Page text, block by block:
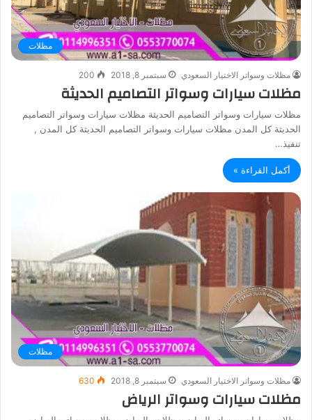
مظلات
مظلات وسواتر الاختيار السعودي سبتمبر 8, 2018 200
مظلات سيارات وسواتر التصاميم الحديثة
مظلات سيارات وسواتر التصاميم الحديثة مظلات سيارات وسواتر التصاميم
الحديثة كل المدن مظلات سيارات وسواتر التصاميم الحديثة كل المدن ,
تنفيذ…
أكمل القراءة »
مظلات
مظلات وسواتر الاختيار السعودي سبتمبر 8, 2018 630
مظلات سيارات وسواتر الرياض